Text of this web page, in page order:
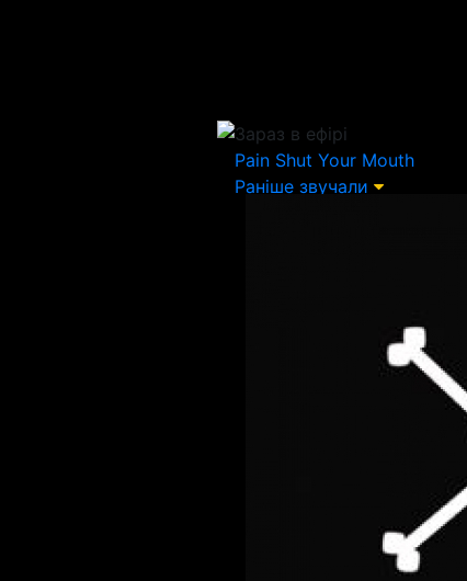
Зараз в ефірі
Pain Shut Your Mouth
Раніше звучали